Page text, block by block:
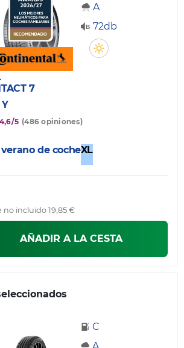
A
72db
7
4,6/5 (486 opiniones)
de cocheXL
incluido 19,85 €
AÑADIR A LA CESTA
C
A